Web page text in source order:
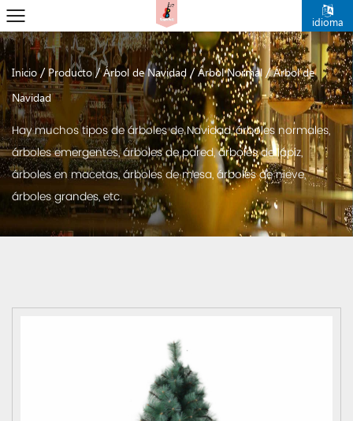
idioma
Inicio/ Producto/Árbol de Navidad /Árbol Normal /Árbol de
Navidad
Hay muchos tipos de árboles de Navidad, árboles normales,
árboles emergentes, árboles de pared, árboles de lápiz,
árboles en macetas, árboles de mesa, árboles de nieve,
árboles grandes, etc.